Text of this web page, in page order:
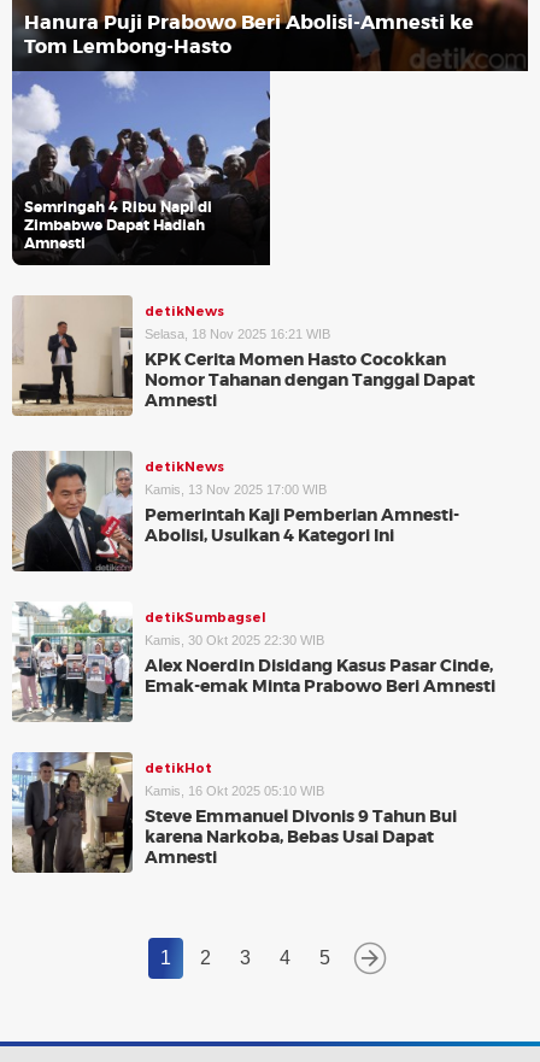
Hanura Puji Prabowo Beri Abolisi-Amnesti ke
Tom Lembong-Hasto
Semringah 4 Ribu Napi di
Zimbabwe Dapat Hadiah
Amnesti
detikNews
Selasa, 18 Nov 2025 16:21 WIB
KPK Cerita Momen Hasto Cocokkan
Nomor Tahanan dengan Tanggal Dapat
Amnesti
detikNews
Kamis, 13 Nov 2025 17:00 WIB
Pemerintah Kaji Pemberian Amnesti-
Abolisi, Usulkan 4 Kategori Ini
detikSumbagsel
Kamis, 30 Okt 2025 22:30 WIB
Alex Noerdin Disidang Kasus Pasar Cinde,
Emak-emak Minta Prabowo Beri Amnesti
detikHot
Kamis, 16 Okt 2025 05:10 WIB
Steve Emmanuel Divonis 9 Tahun Bui
karena Narkoba, Bebas Usai Dapat
Amnesti
1 2 3 4 5